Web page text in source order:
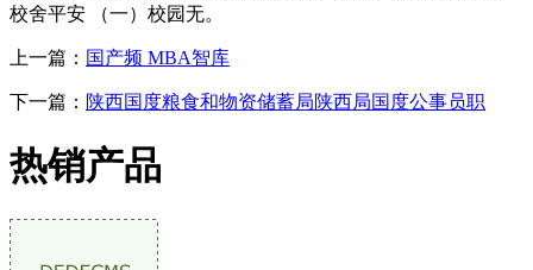
校舍平安 （一）校园无。
上一篇： 国产频 MBA智库
下一篇： 陕西国度粮食和物资储蓄局陕西局国度公事员职
热销产品